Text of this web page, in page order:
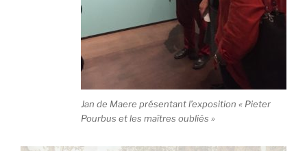
Jan de Maere présentant l’exposition « Pieter
Pourbus et les maîtres oubliés »